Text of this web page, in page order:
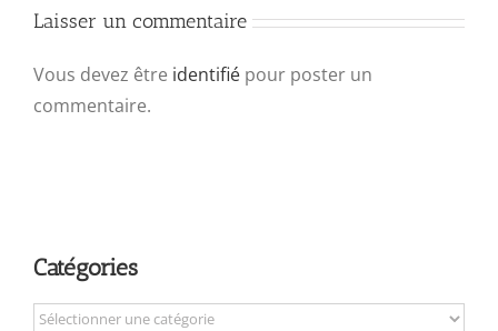
Laisser un commentaire
Vous devez être identifié pour poster un
commentaire.
Catégories
Catégories